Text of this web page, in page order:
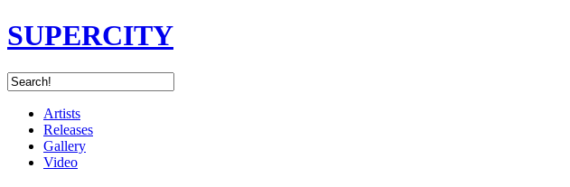
SUPERCITY
Artists
Releases
Gallery
Video